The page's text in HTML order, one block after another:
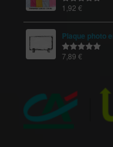
Note5.00
1,92 €
Plaque photo
Note5.00
7,89 €